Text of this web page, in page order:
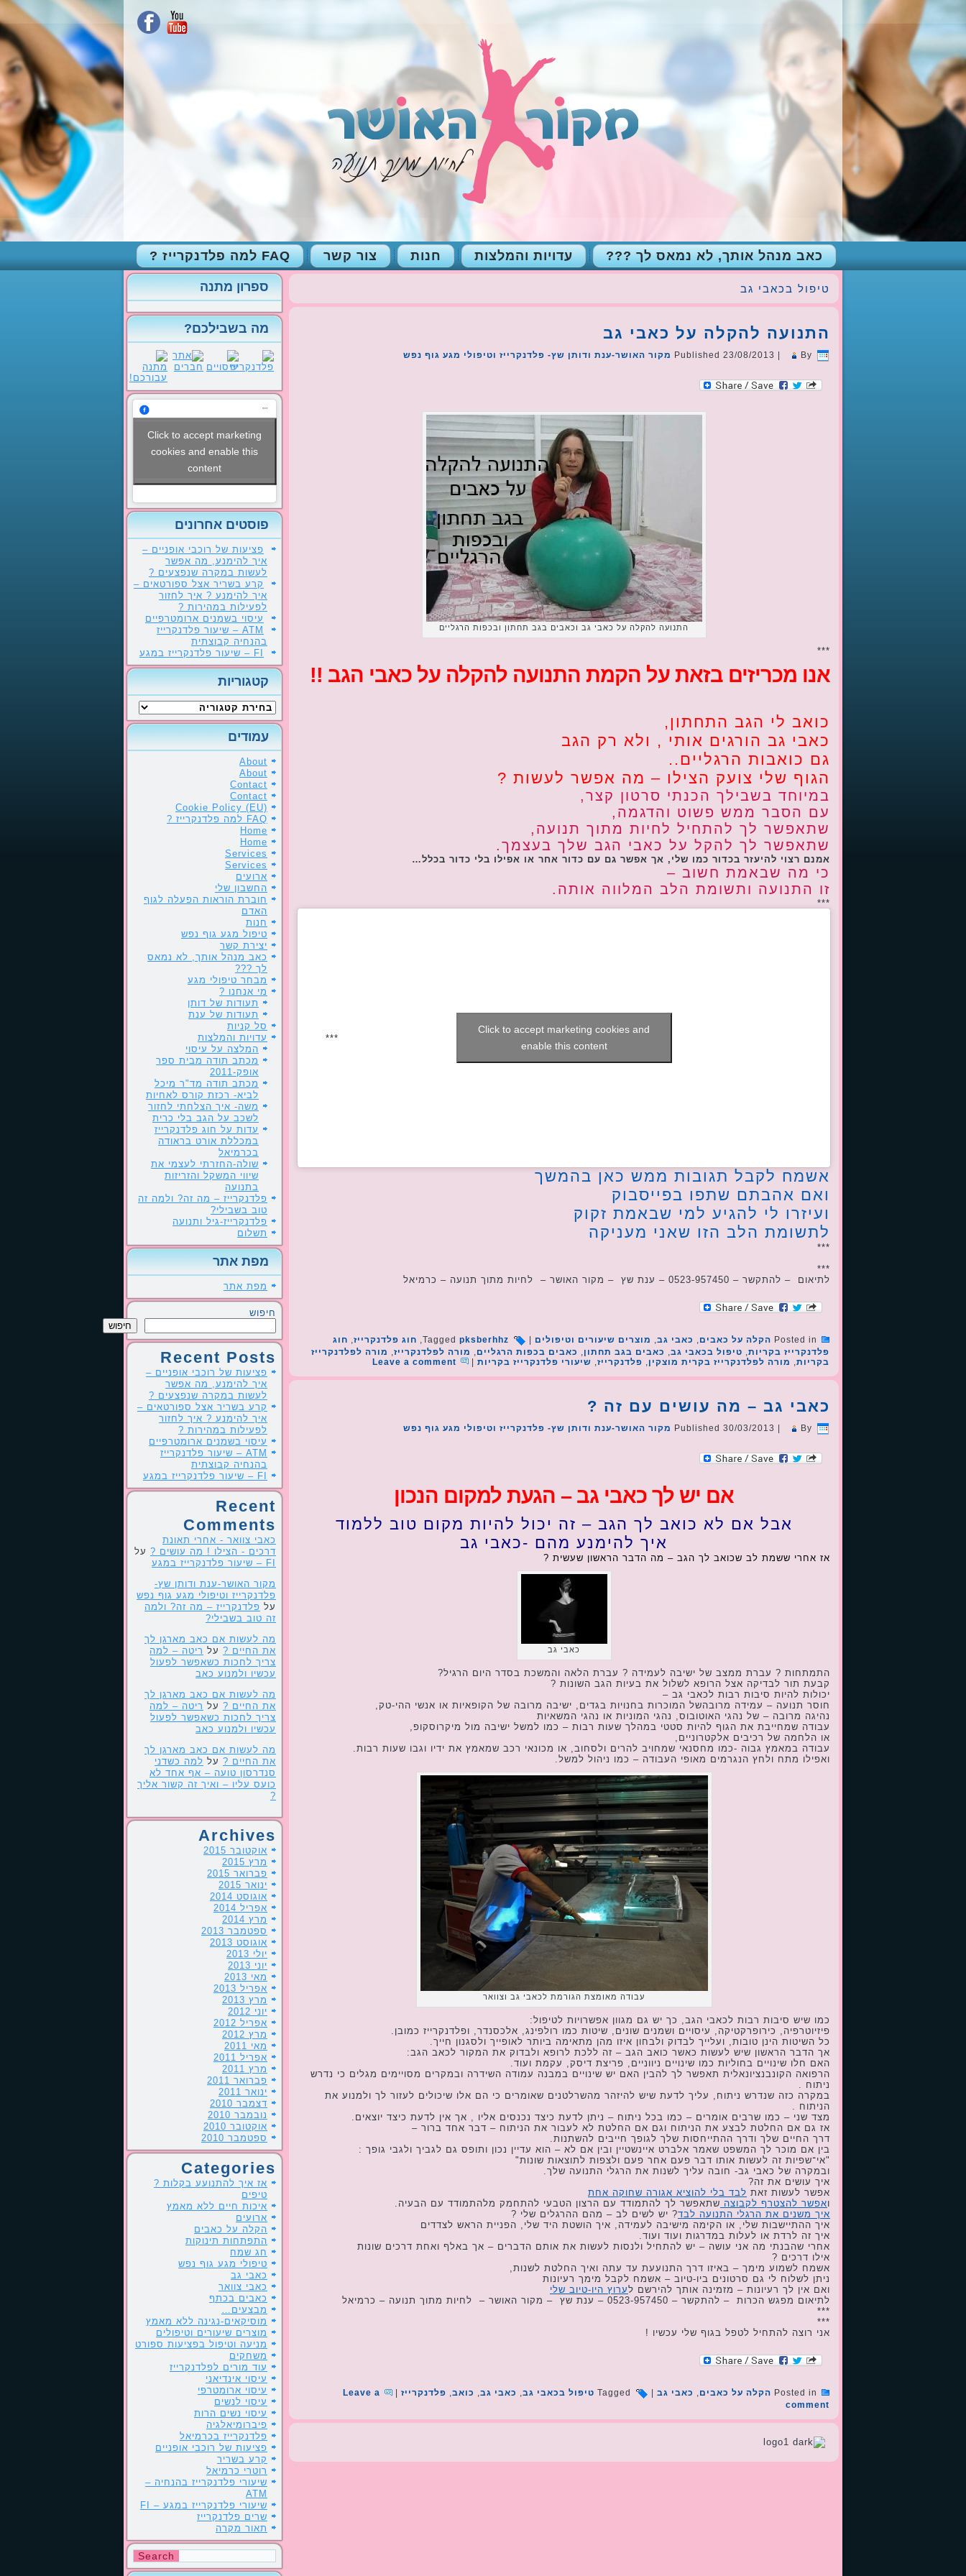
כאב מנהל אותך, לא נמאס לך ??? עדויות והמלצות חנות צור קשר FAQ למה פלדנקרייז ?
טיפול בכאבי גב
התנועה להקלה על כאבי גב
Published 23/08/2013 By מקור האושר-ענת ודותן שץ- פלדנקרייז וטיפולי מגע גוף נפש
התנועה להקלה על כאבי גב וכאבים בגב תחתון ובכפות הרגליים
***
אנו מכריזים בזאת על הקמת התנועה להקלה על כאבי הגב !!
כואב לי הגב התחתון,
כאבי גב הורגים אותי , ולא רק הגב
גם כואבות הרגליים..
הגוף שלי צועק הצילו – מה אפשר לעשות ?
במיוחד בשבילך הכנתי סרטון קצר,
עם הסבר ממש פשוט והדגמה,
שתאפשר לך להתחיל לחיות מתוך תנועה,
שתאפשר לך להקל על כאבי הגב שלך בעצמך.
אמנם רצוי להיעזר בכדור כמו שלי, אך אפשר גם עם כדור אחר או אפילו בלי כדור בכלל…
כי מה שבאמת חשוב –
זו התנועה ותשומת הלב המלווה אותה.
***
***
Click to accept marketing cookies and
enable this content
אשמח לקבל תגובות ממש כאן בהמשך
ואם אהבתם שתפו בפייסבוק
ועיזרו לי להגיע למי שבאמת זקוק
לתשומת הלב הזו שאני מעניקה
***
***
לתיאום – להתקשר – 0523-957450 – ענת שץ – מקור האושר – לחיות מתוך תנועה – כרמיאל
Posted in הקלה על כאבים, כאבי גב, מוצרים שיעורים וטיפולים Tagged pksberhhz
, חוג פלדנקרייז, חוג
פלדנקרייז בקריות, טיפול בכאבי גב, כאבים בגב תחתון, כאבים בכפות הרגליים, מורה לפלדנקרייז, מורה לפלדנקרייז
בקריות, מורה לפלדנקרייז בקרית מוצקין, פלדנקרייז, שיעורי פלדנקרייז בקריות Leave a comment
כאבי גב – מה עושים עם זה ?
Published 30/03/2013 By מקור האושר-ענת ודותן שץ- פלדנקרייז וטיפולי מגע גוף נפש
אם יש לך כאבי גב – הגעת למקום הנכון
אבל אם לא כואב לך הגב – זה יכול להיות מקום טוב ללמוד
איך להימנע מהם -כאבי גב
אז אחרי ששמת לב שכואב לך הגב – מה הדבר הראשון שעשית ?
כאבי גב
התמתחות ? עברת ממצב של ישיבה לעמידה ? עברת הלאה והמשכת בסדר היום הרגיל?
קבעת תור לבדיקה אצל הרופא לשלול את בעיות הגב השונות ?
יכולות להיות סיבות רבות לכאבי גב –
חוסר תנועה – עמידה מרובהשל המוכרות בחנויות בגדים, ישיבה מרובה של הקופאיות או אנשי ההי-טק,
נהיגה מרובה – של נהגי האוטובוס, נהגי המוניות או נהגי המשאיות
עבודה שמחייבת את הגוף להיות סטטי במהלך שעות רבות – כמו למשל ישיבה מול מיקרוסקופ,
או הלחמה של רכיבים אלקטרוניים,
עבודה במאמץ גבוה -כמו מחסנאי שמחויב להרים ולסחוב, או מכונאי רכב שמאמץ את ידיו וגבו שעות רבות.
ואפילו מתח ולחץ הנגרמים מאופי העבודה – כמו ניהול למשל.
עבודה מאומצת הגורמת לכאבי גב וצוואר
כמו שיש סיבות רבות לכאבי הגב, כך יש גם מגוון אפשרויות לטיפול:
פיזיוטרפיה, כירופרקטיקה, עיסויים ושמנים שונים, שיטות כמו רולפינג, אלכסנדר, ופלדנקרייז כמובן.
כל השיטות הינן טובות, ועלייך לבדוק ולבחון איזו מהן מתאימה ביותר לאופייך ולסגנון חייך.
אך הדבר הראשון שיש לעשות כאשר כואב הגב – זה ללכת לרופא ולבדוק את המקור לכאב הגב:
האם חלו שינויים בחוליות כמו שינויים ניווניים, פריצת דיסק, עקמת ועוד.
הרפואה הקונבנציונאלית תאפשר לך להבין האם יש שינויים במבנה עמודה השידרה ובמקרים מסויימים מגלים כי נדרש
ניתוח .
במקרה כזה שנדרש ניתוח, עליך לדעת שיש להיזהר מהשרלטנים שאומרים כי הם אלו שיכולים לעזור לך ולמנוע את
הניתוח .
מצד שני – כמו שרבים אומרים – כמו בכל ניתוח – ניתן לדעת כיצד נכנסים אליו , אך אין לדעת כיצד יוצאים.
אז גם אם החלטת לבצע את הניתוח וגם אם החלטת לא לעבור את הניתוח – דבר אחד ברור –
דרך החיים שלך ודרך ההתייחסות שלך לגופך חייבים להשתנות.
בין אם מוכר לך המשפט שאמר אלברט איינשטיין ובין אם לא – הוא עדיין נכון ותופס גם לגביך ולגבי גופך :
"אי־שפיות זה לעשות אותו דבר פעם אחר פעם ולצפות לתוצאות שונות"
ובמקרה של כאבי גב- חובה עליך לשנות את הרגלי התנועה שלך.
איך עושים את זה?
אפשר לעשות זאת לבד בלי להוציא אגורה שחוקה אחת
ואפשר להצטרף לקבוצה שתאפשר לך להתמודד עם הרצון הטבעי להתחמק מלהתמודד עם הבעיה.
איך משנים את הרגלי התנועה לבד? יש לשים לב – מהם ההרגלים שלי ?
איך ההתיישבות שלי, או הקימה מישיבה לעמידה, איך הושטת היד שלי, הפניית הראש לצדדים
איך זה לרדת או לעלות במדרגות ועוד ועוד.
אחרי שהבנתי מה אני עושה – יש להתחיל ולנסות לעשות את אותם הדברים – אך באלף ואחת דרכים שונות
אילו דרכים ?
אשמח לשמוע מימך – באיזו דרך התנועעת עד עתה ואיך החלטת לשנות,
ניתן לשלוח לי גם סרטונים ביו-טיוב – אשמח לקבל מימך רעיונות
ואם אין לך רעיונות – מזמינה אותך להירשם לערוץ היו-טיוב שלי
לתיאום מפגש הכרות – להתקשר – 0523-957450 – ענת שץ – מקור האושר – לחיות מתוך תנועה – כרמיאל
***
***
אני רוצה להתחיל לטפל בגוף שלי עכשיו !
Posted in הקלה על כאבים, כאבי גב Tagged טיפול בכאבי גב, כאבי גב, כואב, פלדנקרייז
Leave a
comment
ספרון מתנה
מה בשבילכם?
Click to accept marketing
cookies and enable this
content
פוסטים אחרונים
פציעות של רוכבי אופניים –
איך להימנע, מה אפשר
לעשות במקרה שנפצעים ?
קרע בשריר אצל ספורטאים –
איך להימנע ? איך לחזור
לפעילות במהירות ?
עיסוי בשמנים ארומטרפיים
ATM – שיעור פלדנקרייז
בהנחיה קבוצתית
FI – שיעור פלדנקרייז במגע
קטגוריות
קטגוריות
עמודים
About
About
Contact
Contact
Cookie Policy (EU)
FAQ למה פלדנקרייז ?
Home
Home
Services
Services
ארועים
החשבון שלי
חוברת הוראות הפעלה לגוף
האדם
חנות
טיפול מגע גוף נפש
יצירת קשר
כאב מנהל אותך, לא נמאס
לך ???
מבחר טיפולי מגע
מי אנחנו ?
תעודות של דותן
תעודות של ענת
סל קניות
עדויות והמלצות
המלצה על עיסוי
מכתב תודה מבית ספר
אופק-2011
מכתב תודה מד"ר מיכל
לביא- רכזת קורס לאחיות
משה- איך הצלחתי לחזור
לשכב על הגב בלי כרית
עדות על חוג פלדנקרייז
במכללת אורט בראודה
בכרמיאל
שולה-החזרתי לעצמי את
שיווי המשקל והזריזות
בתנועה
פלדנקרייז – מה זה? ולמה זה
טוב בשבילי?
פלדנקרייז-גיל ותנועה
תשלום
מפת אתר
מפת אתר
חיפוש
חיפוש
Recent Posts
פציעות של רוכבי אופניים –
איך להימנע, מה אפשר
לעשות במקרה שנפצעים ?
קרע בשריר אצל ספורטאים –
איך להימנע ? איך לחזור
לפעילות במהירות ?
עיסוי בשמנים ארומטרפיים
ATM – שיעור פלדנקרייז
בהנחיה קבוצתית
FI – שיעור פלדנקרייז במגע
Recent
Comments
כאבי צוואר - אחרי תאונת
דרכים - הצילו ! מה עושים ? על
FI – שיעור פלדנקרייז במגע
מקור האושר-ענת ודותן שץ-
פלדנקרייז וטיפולי מגע גוף נפש
על פלדנקרייז – מה זה? ולמה
זה טוב בשבילי?
מה לעשות אם כאב מארגן לך
את החיים ? על ריטה – למה
צריך לחכות כשאפשר לפעול
עכשיו ולמנוע כאב
מה לעשות אם כאב מארגן לך
את החיים ? על ריטה – למה
צריך לחכות כשאפשר לפעול
עכשיו ולמנוע כאב
מה לעשות אם כאב מארגן לך
את החיים ? על למה כשדני
סנדרסון טועה – אף אחד לא
כועס עליו – ואיך זה קשור אליך
?
Archives
אוקטובר 2015
מרץ 2015
פברואר 2015
ינואר 2015
אוגוסט 2014
אפריל 2014
מרץ 2014
ספטמבר 2013
אוגוסט 2013
יולי 2013
יוני 2013
מאי 2013
אפריל 2013
מרץ 2013
יוני 2012
אפריל 2012
מרץ 2012
מאי 2011
אפריל 2011
מרץ 2011
פברואר 2011
ינואר 2011
דצמבר 2010
נובמבר 2010
אוקטובר 2010
ספטמבר 2010
Categories
אז איך להתנועע בקלות ?
טיפים
איכות חיים ללא מאמץ
ארועים
הקלה על כאבים
התפתחות תינוקות
חג שמח
טיפולי מגע גוף נפש
כאבי גב
כאבי צוואר
כאבים בכתף
מבצעים…
מוסיקאים-נגינה ללא מאמץ
מוצרים שיעורים וטיפולים
מניעה וטיפול בפציעות ספורט
משחקים
עוד מורים לפלדנקרייז
עיסוי אינדיאני
עיסוי ארומטרפי
עיסוי לנשים
עיסוי נשים הרות
פיברומיאלגיה
פלדנקרייז בכרמיאל
פציעות של רוכבי אופניים
קרע בשריר
רוטרי כרמיאל
שיעורי פלדנקרייז בהנחיה –
ATM
שיעורי פלדנקרייז במגע – FI
שרים פלדנקרייז
תאור מקרה